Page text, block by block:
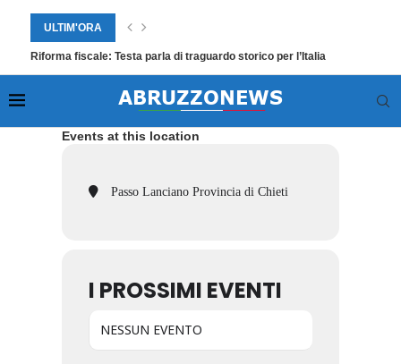
ULTIM'ORA
Riforma fiscale: Testa parla di traguardo storico per l’Italia
Events at this location
Passo Lanciano Provincia di Chieti
I PROSSIMI EVENTI
NESSUN EVENTO